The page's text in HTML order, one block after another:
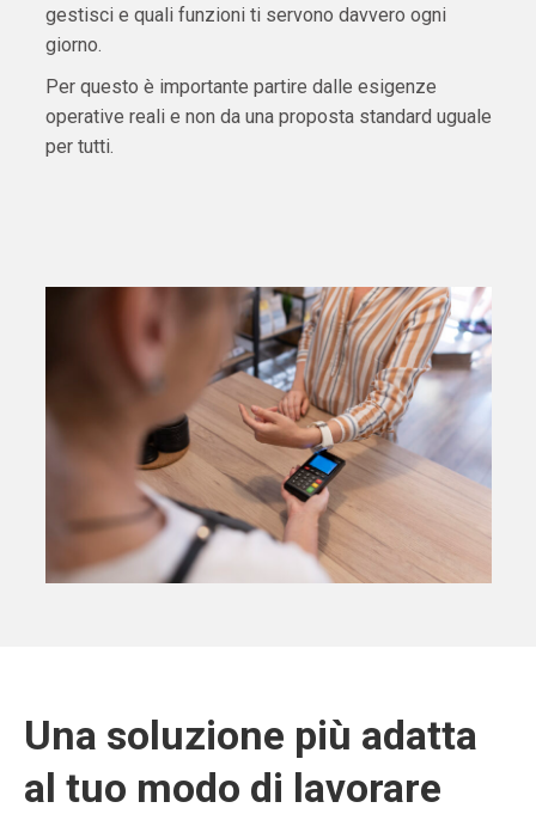
gestisci e quali funzioni ti servono davvero ogni
giorno.
Per questo è importante partire dalle esigenze
operative reali e non da una proposta standard uguale
per tutti.
Una soluzione più adatta
al tuo modo di lavorare